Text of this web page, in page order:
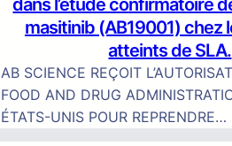
dans l’étude confirmatoire
masitinib (AB19001) chez
atteints de SLA.
AB SCIENCE REÇOIT
FOOD AND DRUG
ÉTATS-UNIS POUR REPRENDRE…